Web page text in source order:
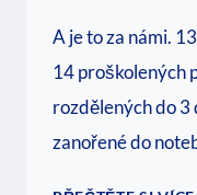
A je to za námi.
14 proškolených
rozdělených do
zanořené do